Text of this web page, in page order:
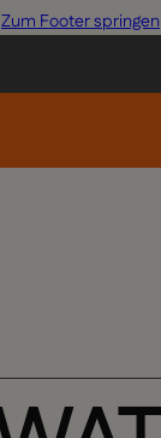
Zum Footer springen